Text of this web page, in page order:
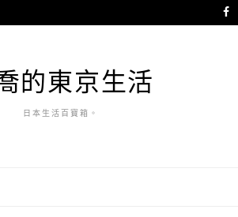
的東京生活
日本生活百寶箱。